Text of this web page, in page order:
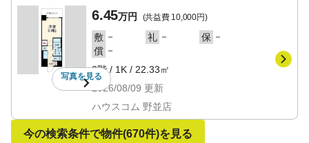
写真を見る
6.45万円 (共益費 10,000円)
敷 － 礼 － 保 －
償 －
2階/ 1K / 22.33㎡
2026/08/09 更新
ハウスコム 野並店
今の検索条件で物件(670件)を見る